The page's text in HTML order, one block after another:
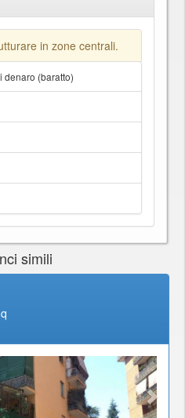
in zone centrali.
denaro (baratto)
simili